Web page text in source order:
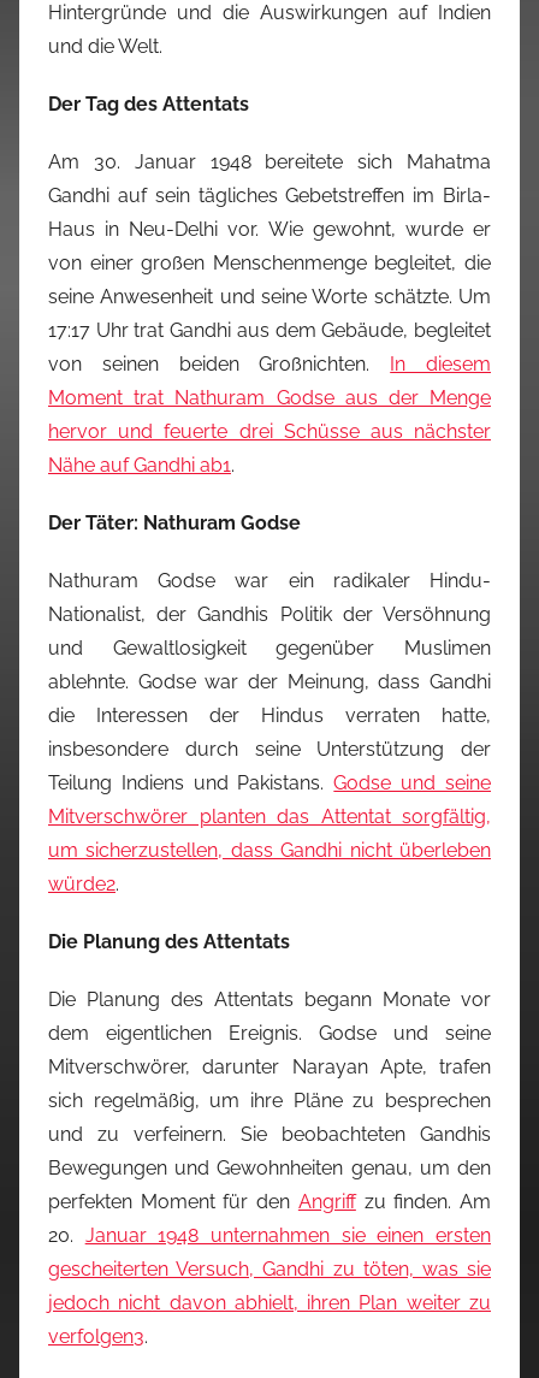
Hintergründe und die Auswirkungen auf Indien
und die Welt.
Der Tag des Attentats
Am 30. Januar 1948 bereitete sich Mahatma
Gandhi auf sein tägliches Gebetstreffen im Birla-
Haus in Neu-Delhi vor. Wie gewohnt, wurde er
von einer großen Menschenmenge begleitet, die
seine Anwesenheit und seine Worte schätzte. Um
17:17 Uhr trat Gandhi aus dem Gebäude, begleitet
von seinen beiden Großnichten.
In diesem
Moment trat Nathuram Godse aus der Menge
hervor und feuerte drei Schüsse aus nächster
Nähe auf Gandhi ab1.
Der Täter: Nathuram Godse
Nathuram Godse war ein radikaler Hindu-
Nationalist, der Gandhis Politik der Versöhnung
und Gewaltlosigkeit gegenüber Muslimen
ablehnte. Godse war der Meinung, dass Gandhi
die Interessen der Hindus verraten hatte,
insbesondere durch seine Unterstützung der
Teilung Indiens und Pakistans.Godse und seine
Mitverschwörer planten das Attentat sorgfältig,
um sicherzustellen, dass Gandhi nicht überleben
würde2.
Die Planung des Attentats
Die Planung des Attentats begann Monate vor
dem eigentlichen Ereignis. Godse und seine
Mitverschwörer, darunter Narayan Apte, trafen
sich regelmäßig, um ihre Pläne zu besprechen
und zu verfeinern. Sie beobachteten Gandhis
Bewegungen und Gewohnheiten genau, um den
perfekten Moment für den Angriffzu finden. Am
20. Januar 1948 unternahmen sie einen ersten
gescheiterten Versuch, Gandhi zu töten, was sie
jedoch nicht davon abhielt, ihren Plan weiter zu
verfolgen3.